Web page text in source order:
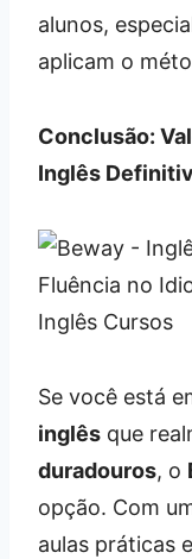
alunos,
aplicam o
Conclusão:
Inglês
Se você está
inglês que
duradouros, o
opção. Com
aulas práticas